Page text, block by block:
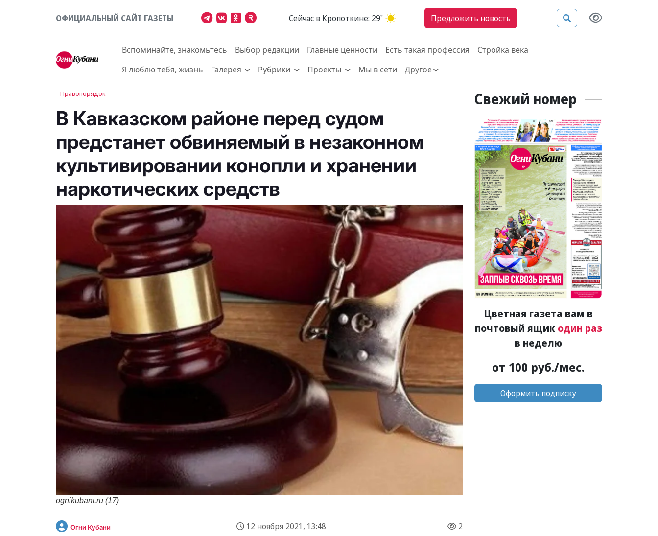
ОФИЦИАЛЬНЫЙ САЙТ ГАЗЕТЫ Cейчас в Кропоткине: 29˚ Предложить новость
Вспоминайте, знакомьтесь Выбор редакции Главные ценности Есть такая профессия
Стройка века
Я люблю тебя, жизнь
Галерея Рубрики Проекты Мы в сети Другое
Правопорядок
В Кавказском районе перед судом
предстанет обвиняемый в незаконном
культивировании конопли и хранении
наркотических средств
ognikubani.ru (17)
Огни Кубани 12 ноября 2021, 13:48 2
Свежий номер
Цветная газета вам в
почтовый ящик один раз
в неделю
от 100 руб./мес.
Оформить подписку